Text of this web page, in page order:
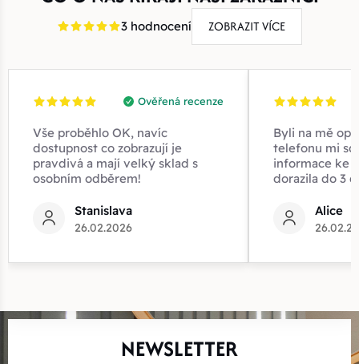
3 hodnocení ZOBRAZIT VÍCE
Ověřená recenze
Vše proběhlo OK, navíc
dostupnost co zobrazují je
pravdivá a mají velký sklad s
osobním odběrem!
Stanislava
26.02.2026
Byli na mě
telefonu mi
informace ke
dorazila do 3
Alice
NEWSLETTER